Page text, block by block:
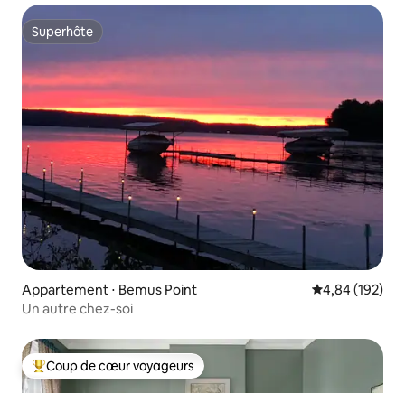
Superhôte
Superhôte
Appartement ⋅ Bemus Point Évaluation
4,84 (192)
Un autre chez-soi
Coups de cœur voyageurs les plus appréciés
Coup de cœur voyageurs